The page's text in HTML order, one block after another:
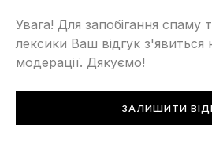
Увага! Для запобігання спаму
лексики Ваш відгук з'явиться
модерації. Дякуємо!
ЗАЛИШИТИ